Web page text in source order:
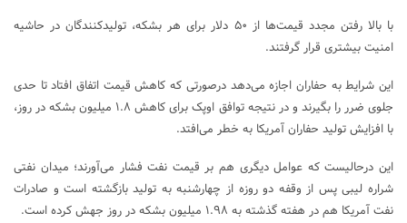
با بالا رفتن مجدد قیمت‌ها از ۵۰ دلار برای هر بشکه، تولیدکنندگان در حاشیه
امنیت بیشتری قرار گرفتند.
این شرایط به حفاران اجازه می‌دهد درصورتی که کاهش قیمت اتفاق افتاد تا حدی
جلوی ضرر را بگیرند و در نتیجه توافق اوپک برای کاهش ۱.۸ میلیون بشکه در روز،
با افزایش تولید حفاران آمریکا به خطر می‌افتد.
این درحالیست که عوامل دیگری هم بر قیمت نفت فشار می‌آورند؛ میدان نفتی
شراره لیبی پس از وقفه دو روزه از چهارشنبه به تولید بازگشته است و صادرات
نفت آمریکا هم در هفته گذشته به ۱.۹۸ میلیون بشکه در روز جهش کرده است.